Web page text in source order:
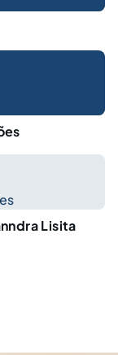
Lisita